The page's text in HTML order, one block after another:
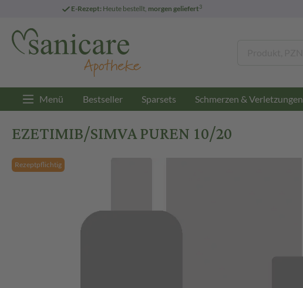
E-Rezept: Heute bestellt, morgen geliefert3
Menü Bestseller Sparsets Schmerzen & Verletzungen
EZETIMIB/SIMVA PUREN 10/20
Rezeptpflichtig